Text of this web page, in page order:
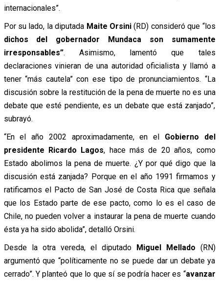
internacionales”.
Por su lado, la diputada Maite Orsini(RD) consideró que “los
dichos del gobernador Mundaca son sumamente
irresponsables”. Asimismo, lamentó que tales
declaraciones vinieran de una autoridad oficialista y llamó a
tener “más cautela” con ese tipo de pronunciamientos. “La
discusión sobre la restitución de la pena de muerte no es una
debate que esté pendiente, es un debate que está zanjado”,
subrayó.
“En el año 2002 aproximadamente, en el Gobierno del
presidente Ricardo Lagos, hace más de 20 años, como
Estado abolimos la pena de muerte. ¿Y por qué digo que la
discusión está zanjada? Porque en el año 1991 firmamos y
ratificamos el Pacto de San José de Costa Rica que señala
que los Estado parte de ese pacto, como lo es el caso de
Chile, no pueden volver a instaurar la pena de muerte cuando
ésta ya ha sido abolida”, detalló Orsini.
Desde la otra vereda, el diputado Miguel Mellado (RN)
argumentó que “políticamente no se puede dar un debate ya
cerrado”. Y planteó que lo que sí se podría hacer es “avanzar